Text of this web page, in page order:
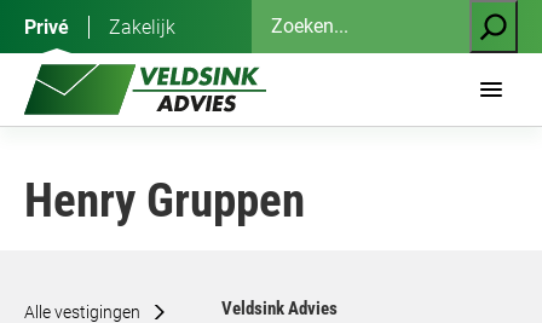
inhoud
Privé Zakelijk
Zoeken
Henry Gruppen
Alle vestigingen Veldsink Advies